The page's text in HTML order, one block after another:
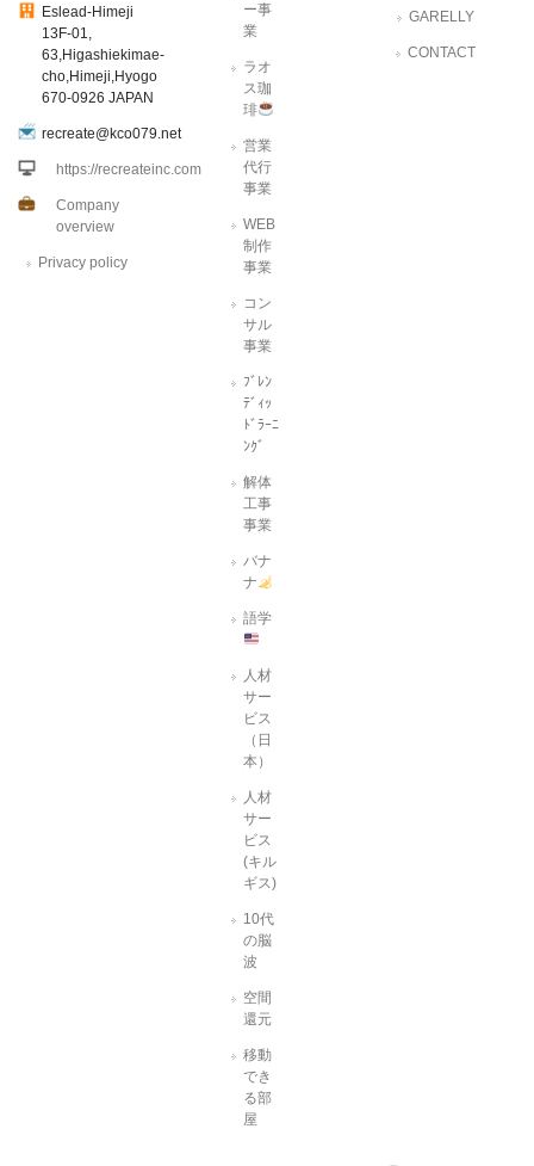
Eslead-Himeji
13F-01,
63,Higashiekimae-
cho,Himeji,Hyogo
670-0926 JAPAN
recreate@kco079.net
https://recreateinc.com
Company
overview
Privacy policy
ー事
業
ラオ
ス珈
琲
営業
代行
事業
WEB
制作
事業
コン
サル
事業
ﾌﾞﾚﾝ
ﾃﾞｨｯ
ﾄﾞﾗｰﾆ
ﾝｸﾞ
解体
工事
事業
バナ
ナ
語学
人材
サー
ビス
（日
本）
人材
サー
ビス
(キル
ギス)
10代
の脳
波
空間
還元
移動
でき
る部
屋
GARELLY
CONTACT